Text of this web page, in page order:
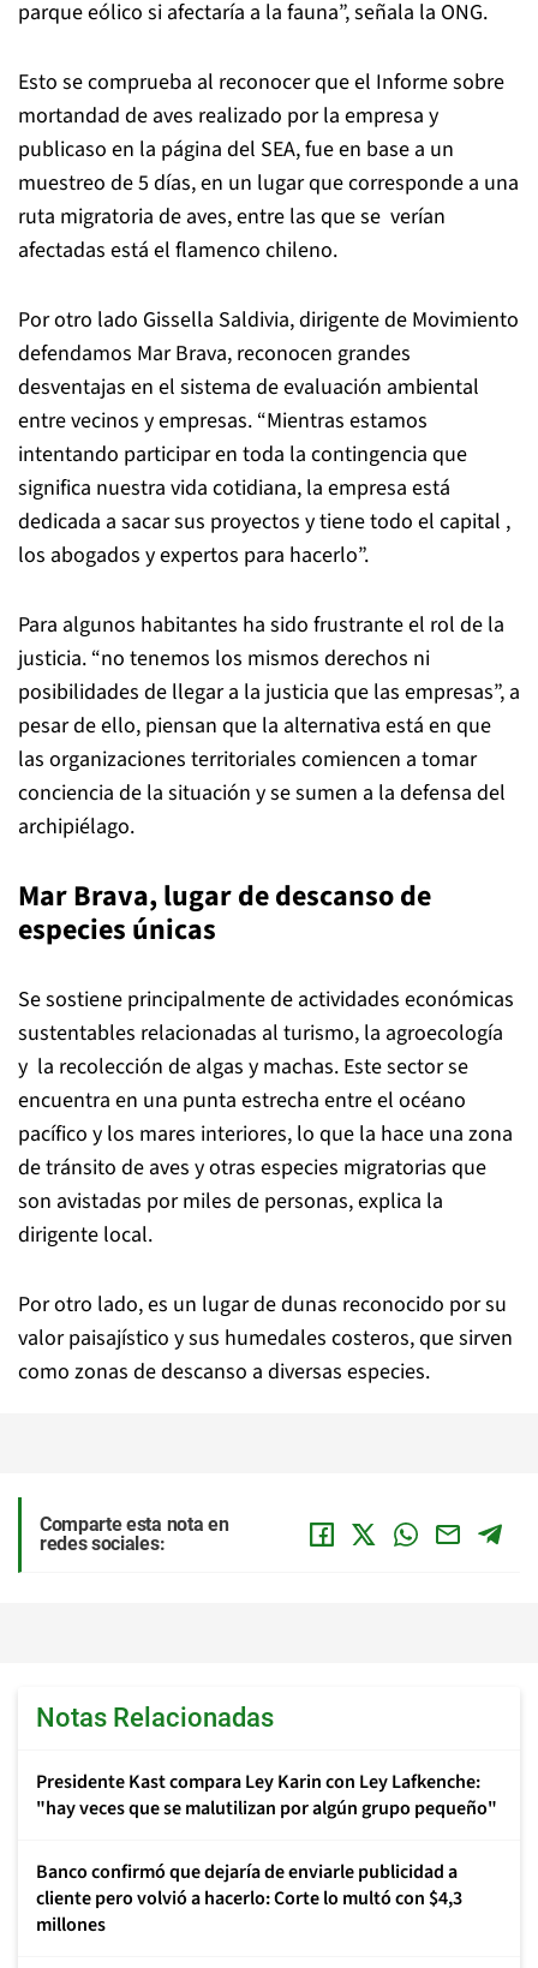
parque eólico si afectaría a la fauna”, señala la ONG.
Esto se comprueba al reconocer que el Informe sobre
mortandad de aves realizado por la empresa y
publicaso en la página del SEA, fue en base a un
muestreo de 5 días, en un lugar que corresponde a una
ruta migratoria de aves, entre las que se verían
afectadas está el flamenco chileno.
Por otro lado Gissella Saldivia, dirigente de Movimiento
defendamos Mar Brava, reconocen grandes
desventajas en el sistema de evaluación ambiental
entre vecinos y empresas. “Mientras estamos
intentando participar en toda la contingencia que
significa nuestra vida cotidiana, la empresa está
dedicada a sacar sus proyectos y tiene todo el capital ,
los abogados y expertos para hacerlo”.
Para algunos habitantes ha sido frustrante el rol de la
justicia. “no tenemos los mismos derechos ni
posibilidades de llegar a la justicia que las empresas”, a
pesar de ello, piensan que la alternativa está en que
las organizaciones territoriales comiencen a tomar
conciencia de la situación y se sumen a la defensa del
archipiélago.
Mar Brava, lugar de descanso de
especies únicas
Se sostiene principalmente de actividades económicas
sustentables relacionadas al turismo, la agroecología
y la recolección de algas y machas. Este sector se
encuentra en una punta estrecha entre el océano
pacífico y los mares interiores, lo que la hace una zona
de tránsito de aves y otras especies migratorias que
son avistadas por miles de personas, explica la
dirigente local.
Por otro lado, es un lugar de dunas reconocido por su
valor paisajístico y sus humedales costeros, que sirven
como zonas de descanso a diversas especies.
Comparte esta nota en
redes sociales:
Notas Relacionadas
Presidente Kast compara Ley Karin con Ley Lafkenche:
"hay veces que se malutilizan por algún grupo pequeño"
Banco confirmó que dejaría de enviarle publicidad a
cliente pero volvió a hacerlo: Corte lo multó con $4,3
millones